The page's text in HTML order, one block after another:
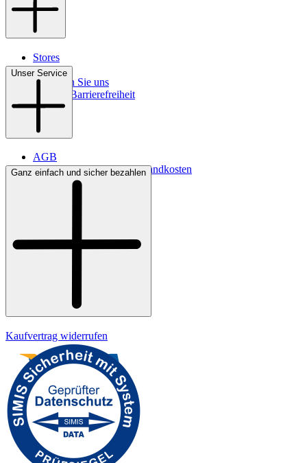
Stores
Kontakt
So finden Sie uns
Digitale Barrierefreiheit
Unser Service
AGB
Lieferbedingungen & Versandkosten
Bezahlung
Ganz einfach und sicher bezahlen
Kaufvertrag widerrufen